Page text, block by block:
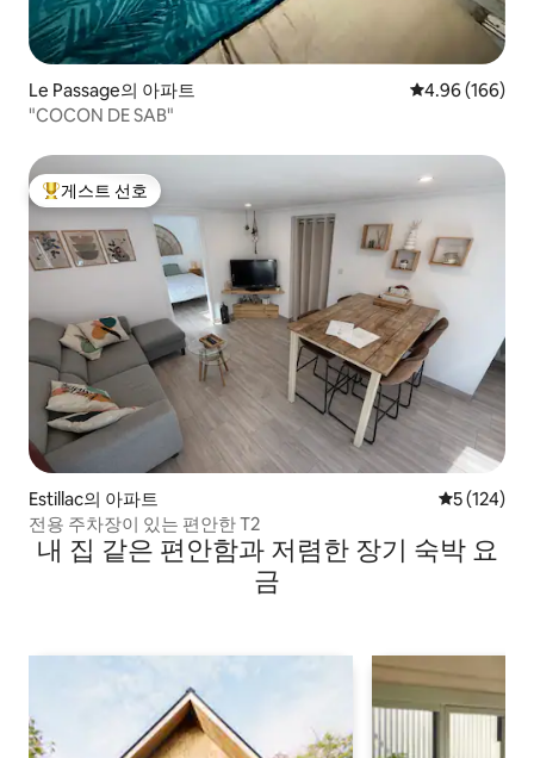
Le Passage의 아파트 평점 4.96점(5
4.96 (166)
"COCON DE SAB"
상위 게스트 선호
게스트 선호
Estillac의 아파트 평점 5점(5
5 (124)
전용 주차장이 있는 편안한 T2
내 집 같은 편안함과 저렴한 장기 숙박 요
금